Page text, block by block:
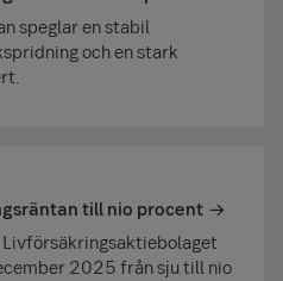
speglar en stabil
och en stark
till nio procent
2025 från sju till nio